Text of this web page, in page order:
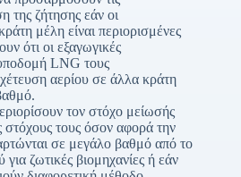
της ζήτησης εάν οι
μέλη είναι περιορισμένες
ότι οι εξαγωγικές
LNG τους
αερίου σε άλλα κράτη
τον στόχο μείωσής
στόχους τους όσον αφορά την
σε μεγάλο βαθμό από το
ζωτικές βιομηχανίες ή εάν